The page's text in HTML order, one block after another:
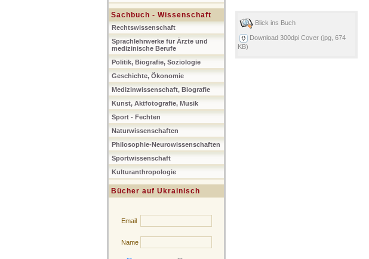
Sachbuch - Wissenschaft
Rechtswissenschaft
Sprachlehrwerke für Ärzte und
medizinische Berufe
Politik, Biografie, Soziologie
Geschichte, Ökonomie
Medizinwissenschaft, Biografie
Kunst, Aktfotografie, Musik
Sport - Fechten
Naturwissenschaften
Philosophie-Neurowissenschaften
Sportwissenschaft
Kulturanthropologie
Bücher auf Ukrainisch
Email
Name
Blick ins Buch
Download 300dpi Cover (jpg, 674
KB)